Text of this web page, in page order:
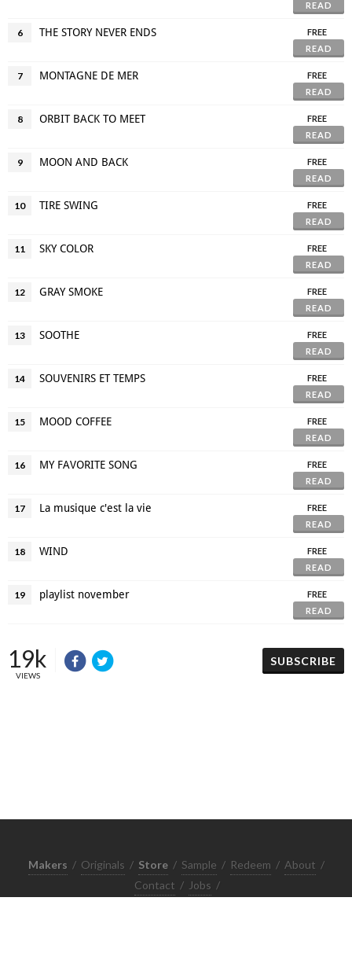
READ
6 THE STORY NEVER ENDS
FREE
READ
7 MONTAGNE DE MER
FREE
READ
8 ORBIT BACK TO MEET
FREE
READ
9 MOON AND BACK
FREE
READ
10 TIRE SWING
FREE
READ
11 SKY COLOR
FREE
READ
12 GRAY SMOKE
FREE
READ
13 SOOTHE
FREE
READ
14 SOUVENIRS ET TEMPS
FREE
READ
15 MOOD COFFEE
FREE
READ
16 MY FAVORITE SONG
FREE
READ
17 La musique c'est la vie
FREE
READ
18 WIND
FREE
READ
19 playlist november
FREE
READ
19k
VIEWS
SUBSCRIBE
Makers / Originals / Store / Sample / Redeem / About /
Contact / Jobs /